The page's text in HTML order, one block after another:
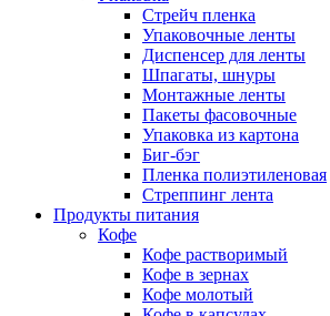
Стрейч пленка
Упаковочные ленты
Диспенсер для ленты
Шпагаты, шнуры
Монтажные ленты
Пакеты фасовочные
Упаковка из картона
Биг-бэг
Пленка полиэтиленовая
Стреппинг лента
Продукты питания
Кофе
Кофе растворимый
Кофе в зернах
Кофе молотый